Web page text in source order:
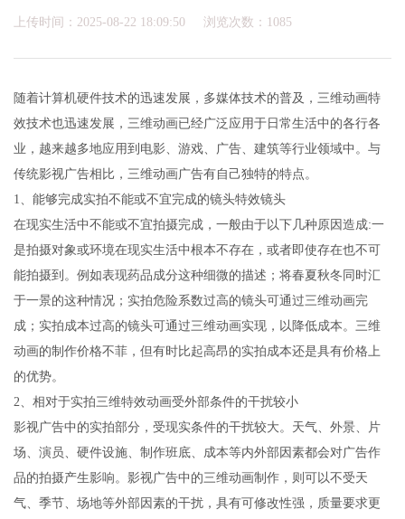
上传时间：2025-08-22 18:09:50 浏览次数：1085
随着计算机硬件技术的迅速发展，多媒体技术的普及，三维动画特
效技术也迅速发展，三维动画已经广泛应用于日常生活中的各行各
业，越来越多地应用到电影、游戏、广告、建筑等行业领域中。与
传统影视广告相比，三维动画广告有自己独特的特点。
1、能够完成实拍不能或不宜完成的镜头特效镜头
在现实生活中不能或不宜拍摄完成，一般由于以下几种原因造成:一
是拍摄对象或环境在现实生活中根本不存在，或者即使存在也不可
能拍摄到。例如表现药品成分这种细微的描述；将春夏秋冬同时汇
于一景的这种情况；实拍危险系数过高的镜头可通过三维动画完
成；实拍成本过高的镜头可通过三维动画实现，以降低成本。三维
动画的制作价格不菲，但有时比起高昂的实拍成本还是具有价格上
的优势。
2、相对于实拍三维特效动画受外部条件的干扰较小
影视广告中的实拍部分，受现实条件的干扰较大。天气、外景、片
场、演员、硬件设施、制作班底、成本等内外部因素都会对广告作
品的拍摄产生影响。影视广告中的三维动画制作，则可以不受天
气、季节、场地等外部因素的干扰，具有可修改性强，质量要求更